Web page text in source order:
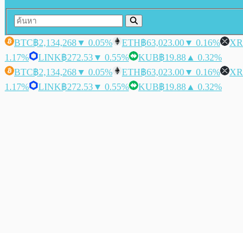
BTC฿2,134,268▼ 0.05% ETH฿63,023.00▼ 0.16%
1.17%
LINK฿272.53▼ 0.55% KUB฿19.88 ▲ 0.32%
BTC฿2,134,268▼ 0.05% ETH฿63,023.00▼ 0.16%
1.17%
LINK฿272.53▼ 0.55% KUB฿19.88 ▲ 0.32%